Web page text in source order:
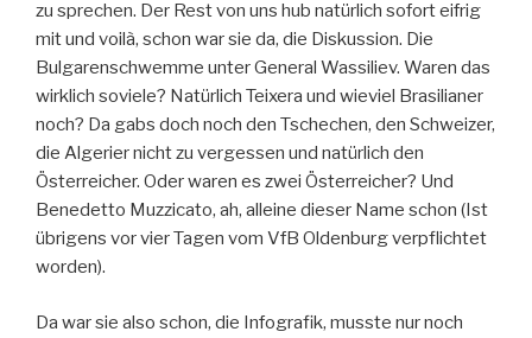
zu sprechen. Der Rest von uns hub natürlich sofort eifrig
mit und voilà, schon war sie da, die Diskussion. Die
Bulgarenschwemme unter General Wassiliev. Waren das
wirklich soviele? Natürlich Teixera und wieviel Brasilianer
noch? Da gabs doch noch den Tschechen, den Schweizer,
die Algerier nicht zu vergessen und natürlich den
Österreicher. Oder waren es zwei Österreicher? Und
Benedetto Muzzicato, ah, alleine dieser Name schon (Ist
übrigens vor vier Tagen vom VfB Oldenburg verpflichtet
worden).
Da war sie also schon, die Infografik, musste nur noch